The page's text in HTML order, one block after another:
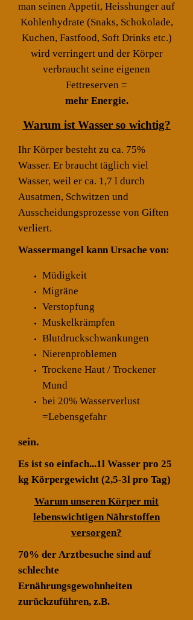
man seinen Appetit, Heisshunger auf
Kohlenhydrate (Snaks, Schokolade,
Kuchen, Fastfood, Soft Drinks etc.)
wird verringert und der Körper
verbraucht seine eigenen
Fettreserven =
mehr Energie.
Warum ist Wasser so wichtig?
Ihr Körper besteht zu ca. 75%
Wasser. Er braucht täglich viel
Wasser, weil er ca. 1,7 l durch
Ausatmen, Schwitzen und
Ausscheidungsprozesse von Giften
verliert.
Wassermangel kann Ursache von:
Müdigkeit
Migräne
Verstopfung
Muskelkrämpfen
Blutdruckschwankungen
Nierenproblemen
Trockene Haut / Trockener
Mund
bei 20% Wasserverlust
=Lebensgefahr
sein.
Es ist so einfach...1l Wasser pro 25
kg Körpergewicht (2,5-3l pro Tag)
Warum unseren Körper mit
lebenswichtigen Nährstoffen
versorgen?
70% der Arztbesuche sind auf
schlechte
Ernährungsgewohnheiten
zurückzuführen, z.B.